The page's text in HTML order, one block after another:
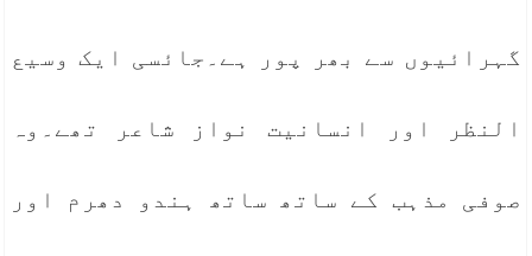
گہرائیوں سے بھر پور ہے۔جائسی ایک وسیع
النظر اور انسانیت نواز شاعر تھے۔وہ
صوفی مذہب کے ساتھ ساتھ ہندو دھرم اور